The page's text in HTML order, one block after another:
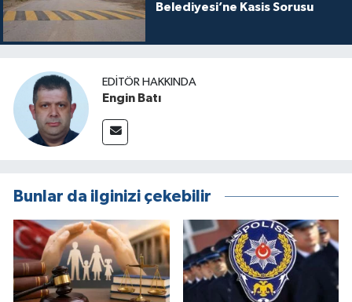
Belediyesi’ne Kasis Sorusu
EDITÖR HAKKINDA
Engin Batı
Bunlar da ilginizi çekebilir